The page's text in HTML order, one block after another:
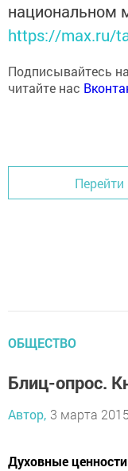
национальном
https://max.ru/
Подписывайтесь
читайте нас
Перейти
ОБЩЕСТВО
Блиц-опрос.
Автор, 3 марта
Духовные